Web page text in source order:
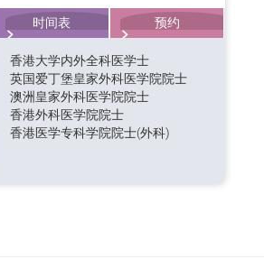
时间表 预约
香港大学内外全科医学士
英国爱丁堡皇家外科医学院院士
澳洲皇家外科医学院院士
香港外科医学院院士
香港医学专科学院院士(外科)